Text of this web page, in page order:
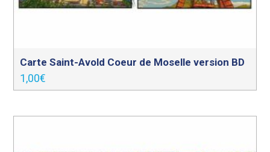
Carte Saint-Avold Coeur de Moselle version BD
1,00€